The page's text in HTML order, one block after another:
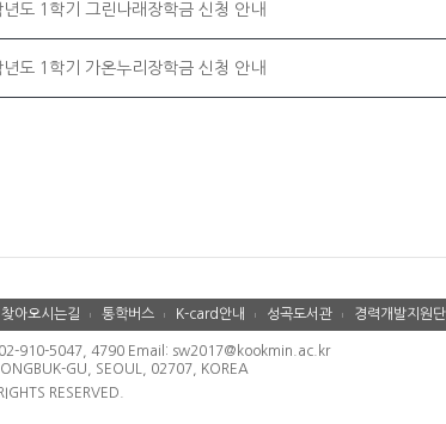
도 1학기 그린나래장학금 신청 안내
도 1학기 가온누리장학금 신청 안내
찾아오시는길 통학버스 K-card안내 성곡도서관 경력개발지원단
02-910-5047, 4790 Email: sw2017@kookmin.ac.kr
GU, SEOUL, 02707, KOREA
RESERVED.